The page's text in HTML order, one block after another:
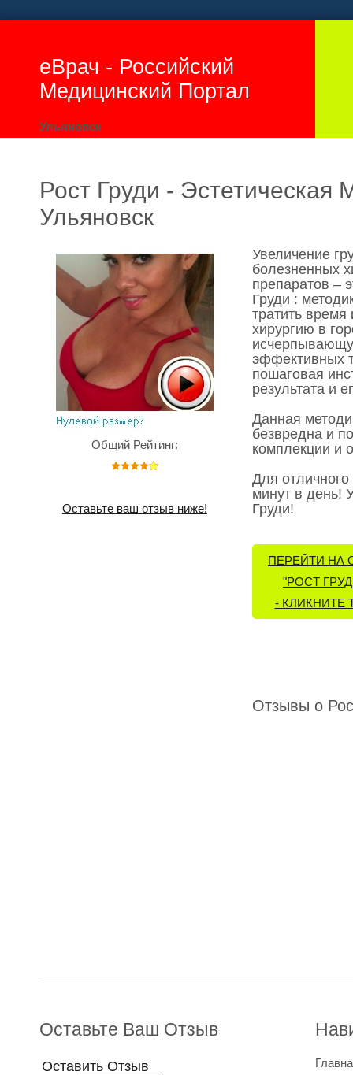
еВрач - Российский
Медицинский Портал
Ульяновск
Рост Груди - Эстетическая
Ульяновск
Общий Рейтинг:
Оставьте ваш отзыв ниже!
Увеличение
болезненных
препаратов –
Груди :
тратить время
хирургию в
эффективных
пошаговая
результата и
Данная
безвредна и
комплекции и
Для отличного
минут в день!
Груди!
ПЕРЕЙТИ НА
"РОСТ
- КЛИКНИТЕ
Отзывы о
Оставьте Ваш Отзыв
Оставить Отзыв